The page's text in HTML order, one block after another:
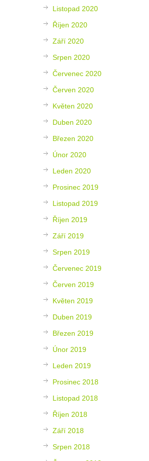
Listopad 2020
Říjen 2020
Září 2020
Srpen 2020
Červenec 2020
Červen 2020
Květen 2020
Duben 2020
Březen 2020
Únor 2020
Leden 2020
Prosinec 2019
Listopad 2019
Říjen 2019
Září 2019
Srpen 2019
Červenec 2019
Červen 2019
Květen 2019
Duben 2019
Březen 2019
Únor 2019
Leden 2019
Prosinec 2018
Listopad 2018
Říjen 2018
Září 2018
Srpen 2018